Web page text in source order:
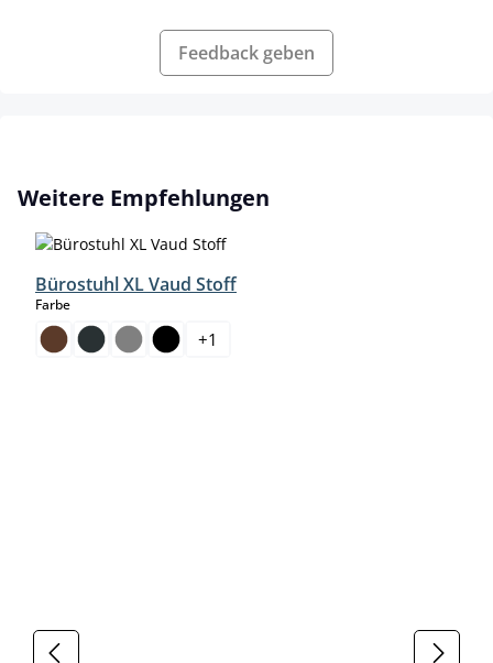
Feedback geben
Produktgalerie überspringen
Weitere Empfehlungen
Bürostuhl XL Vaud Stoff
Farbeauswählen
+1